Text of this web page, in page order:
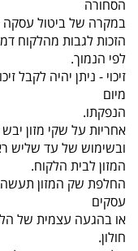
הסחורה
במקרה של ביטול
לפי הנמוך.
מיום
הנפקתו.
אחריות על שקי מזון
ובשימוש של עד שליש ראשון של
המזון לבית הלקוח.
עסקים
חולון.